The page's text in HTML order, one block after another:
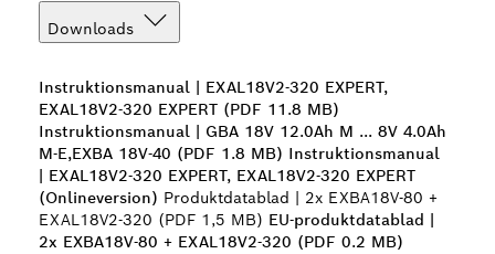
Downloads
Instruktionsmanual | EXAL18V2-320 EXPERT,
EXAL18V2-320 EXPERT (PDF 11.8 MB)
Instruktionsmanual | GBA 18V 12.0Ah M ... 8V 4.0Ah
M-E,EXBA 18V-40 (PDF 1.8 MB) Instruktionsmanual
| EXAL18V2-320 EXPERT, EXAL18V2-320 EXPERT
(Onlineversion) Produktdatablad | 2x EXBA18V-80 +
EXAL18V2-320 (PDF 1,5 MB) EU-produktdatablad |
2x EXBA18V-80 + EXAL18V2-320 (PDF 0.2 MB)